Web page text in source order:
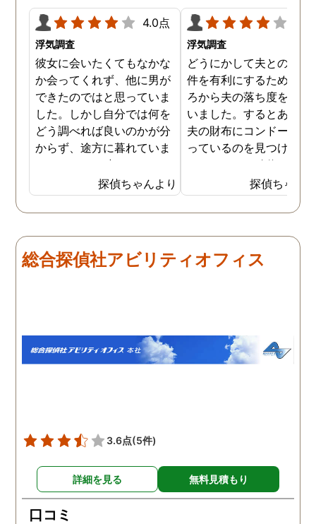
4.0点
浮気調査
彼女に会いたくてもなかな
か会ってくれず、他に男が
できたのではと思っていま
した。しかし自分では何を
どう調べれば良いのかが分
からず、途方に暮れていま
した。そんな時にネットで
探偵事務所の浮気調査の存
在について知り、試しに依
頼をしてみることにしまし
きる手ごろなものもあった
ので、迷わず契約を結ぶこ
調査を行ってくれました。
結果、彼女にはやはり男が
できていたようで、私の連
ることができて良かったの
かなと思うこともでき、彼
女とはこのまま自然消滅と
言う形で別れようと思いま
す。
探偵ちゃんより
浮気調査
どうにかして夫との離婚
件を有利にするため、日
ろから夫の落ち度を探し
いました。するとある時
夫の財布にコンドームが
っているのを見つけ、不
をしていると確信を持ち
した。探偵事務所で調査
依頼しましたが、その時
夫の普段の帰宅時間や出
た。こちらが応えやすい
囲気で質問をして頂き、
不倫の証拠を掴んでいた
き、夫は出張先の自分の
テルに、会社の女性社員
ることも分かり、有利な
件で離婚ができそうです
探偵ちゃん
総合探偵社アビリティオフィス
3.6点(5件)
詳細を見る 無料見積もり
口コミ